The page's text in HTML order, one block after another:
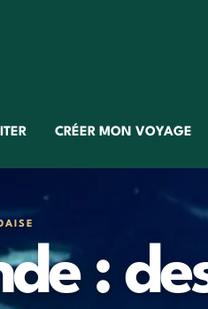
CRÉER MON VOYAGE
: